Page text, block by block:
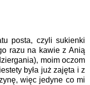
posta, czyli sukienki
razu na kawie z Anią
moim oczom
była już zajęta i z
więc jedyne co mi